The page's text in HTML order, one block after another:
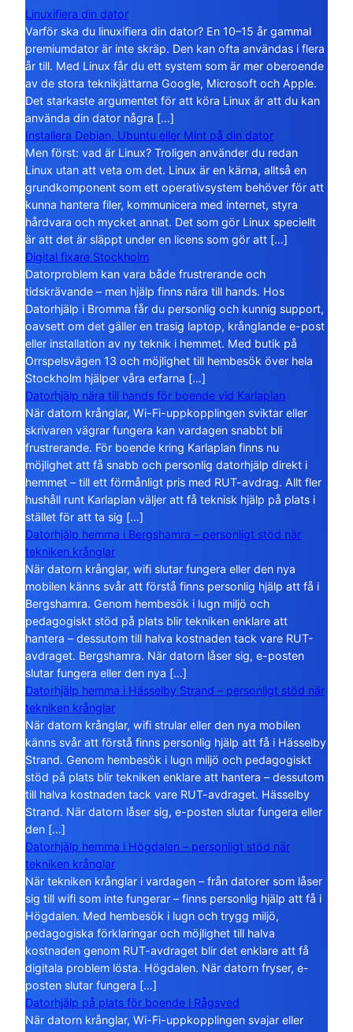
Linuxifiera din dator
Varför ska du linuxifiera din dator? En 10–15 år gammal
premiumdator är inte skräp. Den kan ofta användas i flera
år till. Med Linux får du ett system som är mer oberoende
av de stora teknikjättarna Google, Microsoft och Apple.
Det starkaste argumentet för att köra Linux är att du kan
använda din dator några […]
Installera Debian, Ubuntu eller Mint på din dator
Men först: vad är Linux? Troligen använder du redan
Linux utan att veta om det. Linux är en kärna, alltså en
grundkomponent som ett operativsystem behöver för att
kunna hantera filer, kommunicera med internet, styra
hårdvara och mycket annat. Det som gör Linux speciellt
är att det är släppt under en licens som gör att […]
Digital fixare Stockholm
Datorproblem kan vara både frustrerande och
tidskrävande – men hjälp finns nära till hands. Hos
Datorhjälp i Bromma får du personlig och kunnig support,
oavsett om det gäller en trasig laptop, krånglande e-post
eller installation av ny teknik i hemmet. Med butik på
Orrspelsvägen 13 och möjlighet till hembesök över hela
Stockholm hjälper våra erfarna […]
Datorhjälp nära till hands för boende vid Karlaplan
När datorn krånglar, Wi-Fi-uppkopplingen sviktar eller
skrivaren vägrar fungera kan vardagen snabbt bli
frustrerande. För boende kring Karlaplan finns nu
möjlighet att få snabb och personlig datorhjälp direkt i
hemmet – till ett förmånligt pris med RUT-avdrag. Allt fler
hushåll runt Karlaplan väljer att få teknisk hjälp på plats i
stället för att ta sig […]
Datorhjälp hemma i Bergshamra – personligt stöd när
tekniken krånglar
När datorn krånglar, wifi slutar fungera eller den nya
mobilen känns svår att förstå finns personlig hjälp att få i
Bergshamra. Genom hembesök i lugn miljö och
pedagogiskt stöd på plats blir tekniken enklare att
hantera – dessutom till halva kostnaden tack vare RUT-
avdraget. Bergshamra. När datorn låser sig, e-posten
slutar fungera eller den nya […]
Datorhjälp hemma i Hässelby Strand – personligt stöd när
tekniken krånglar
När datorn krånglar, wifi strular eller den nya mobilen
känns svår att förstå finns personlig hjälp att få i Hässelby
Strand. Genom hembesök i lugn miljö och pedagogiskt
stöd på plats blir tekniken enklare att hantera – dessutom
till halva kostnaden tack vare RUT-avdraget. Hässelby
Strand. När datorn låser sig, e-posten slutar fungera eller
den […]
Datorhjälp hemma i Högdalen – personligt stöd när
tekniken krånglar
När tekniken krånglar i vardagen – från datorer som låser
sig till wifi som inte fungerar – finns personlig hjälp att få i
Högdalen. Med hembesök i lugn och trygg miljö,
pedagogiska förklaringar och möjlighet till halva
kostnaden genom RUT-avdraget blir det enklare att få
digitala problem lösta. Högdalen. När datorn fryser, e-
posten slutar fungera […]
Datorhjälp på plats för boende i Rågsved
När datorn krånglar, Wi-Fi-uppkopplingen svajar eller